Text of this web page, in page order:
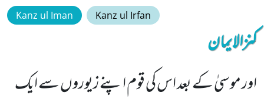
Kanz ul Iman Kanz ul Irfan
کنزالایمان
اور موسیٰ کے بعد اس کی قوم اپنے زیوروں سے ایک